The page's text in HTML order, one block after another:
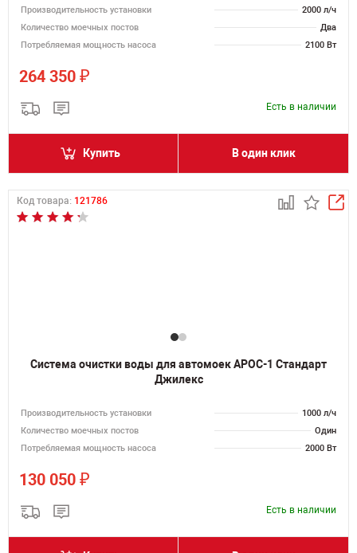
Производительность установки
2000 л/ч
Количество моечных постов
Два
Потребляемая мощность насоса
2100 Вт
264 350 ₽
Есть в наличии
Купить В один клик
Код товара: 121786
Система очистки воды для автомоек АРОС-1 Стандарт
Джилекс
Производительность установки
1000 л/ч
Количество моечных постов
Один
Потребляемая мощность насоса
2000 Вт
130 050 ₽
Есть в наличии